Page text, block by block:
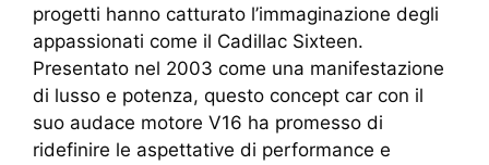
progetti hanno catturato l’immaginazione degli
appassionati come il Cadillac Sixteen.
Presentato nel 2003 come una manifestazione
di lusso e potenza, questo concept car con il
suo audace motore V16 ha promesso di
ridefinire le aspettative di performance e